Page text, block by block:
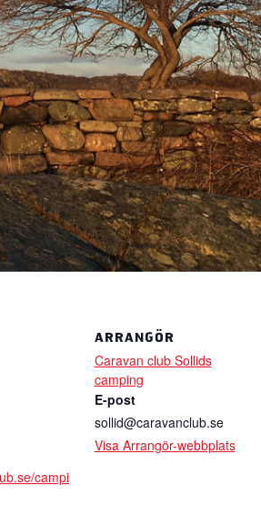
campi
ARRANGÖR
Caravan club Sollids
camping
E-post
sollid@caravanclub.se
Visa Arrangör-webbplats